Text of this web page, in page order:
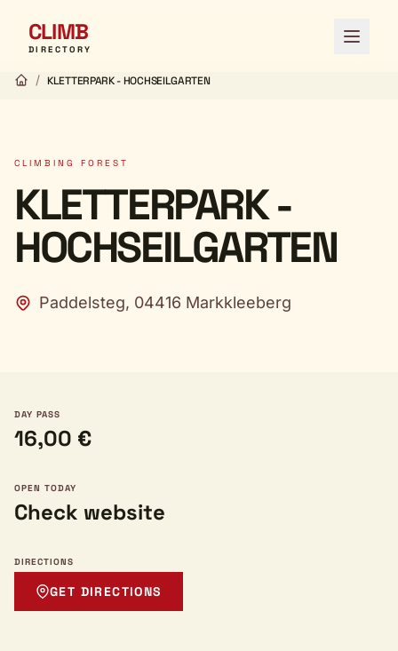
CLIMB
DIRECTORY Open
/ KLETTERPARK - HOCHSEILGARTEN
CLIMBING FOREST
KLETTERPARK -
HOCHSEILGARTEN
Paddelsteg, 04416 Markkleeberg
DAY PASS
16,00 €
OPEN TODAY
Check website
DIRECTIONS
GET DIRECTIONS